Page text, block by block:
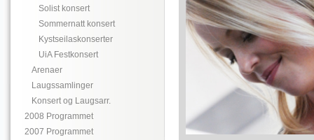
Solist konsert
Sommernatt konsert
Kystseilaskonserter
UiA Festkonsert
Arenaer
Laugssamlinger
Konsert og Laugsarr.
2008 Programmet
2007 Programmet